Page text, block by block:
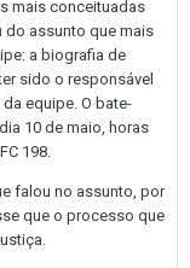
mais conceituadas
assunto que mais
a biografia de
sido o responsável
equipe. O bate-
10 de maio, horas
198.
falou no assunto, por
que o processo que